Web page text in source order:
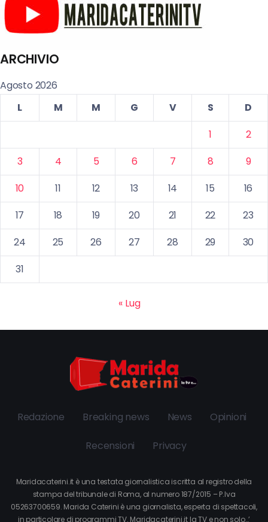
ARCHIVIO
Agosto 2026
L
M M G V S
D
1
2
3
4 5 6 7 8
9
10
11 12 13 14 15
16
17
18 19 20 21 22
23
24
25 26 27 28 29
30
31
« Lug
Redazione Breaking news News Opinioni
Recensioni Privacy
Maridacaterini.it è una testata giornalistica iscritta al registro della
stampa del tribunale di Roma, al numero 187/2015 – P.Iva
05263700659. Marida Caterini è una giornalista, esperta di spettacoli,
in particolare di programmi TV. Maridacaterini.it la TV e non solo…’